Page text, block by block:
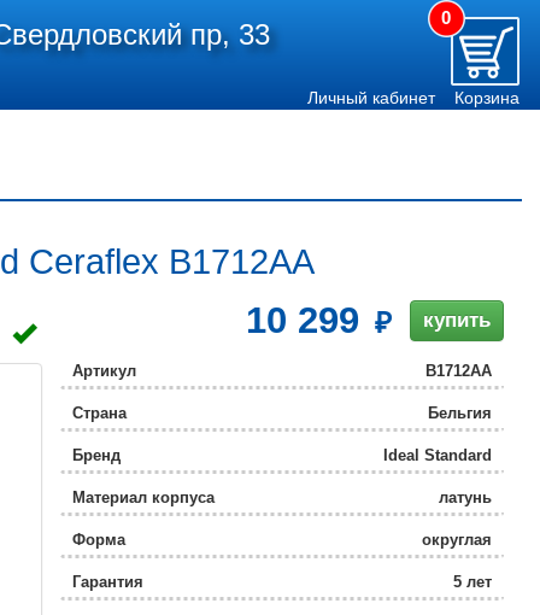
пр, 33
0
Личный кабинет Корзина
Ceraflex B1712AA
10 299 купить
Артикул B1712AA
Страна Бельгия
Бренд Ideal Standard
Материал корпуса латунь
Форма округлая
Гарантия 5 лет